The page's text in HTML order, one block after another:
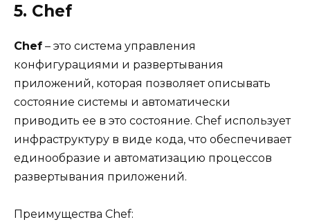
5. Chef
Chef – это система управления
конфигурациями и развертывания
приложений, которая позволяет описывать
состояние системы и автоматически
приводить ее в это состояние. Chef использует
инфраструктуру в виде кода, что обеспечивает
единообразие и автоматизацию процессов
развертывания приложений.
Преимущества Chef: